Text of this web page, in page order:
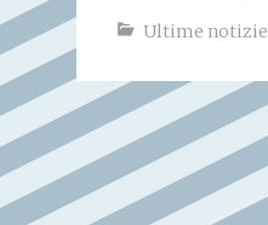
Ultime notizie